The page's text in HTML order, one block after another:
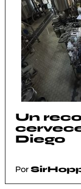
Un
Diego
Por